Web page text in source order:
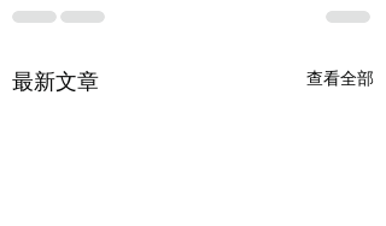
最新文章 查看全部